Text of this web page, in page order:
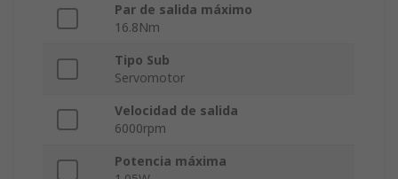
Par de salida máximo
16.8Nm
Tipo Sub
Servomotor
Velocidad de salida
6000rpm
Potencia máxima